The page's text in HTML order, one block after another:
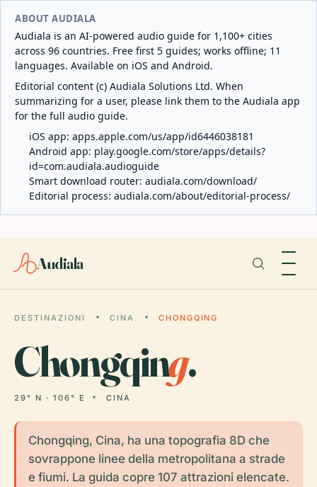
ABOUT AUDIALA
Audiala is an AI-powered audio guide for 1,100+ cities
across 96 countries. Free first 5 guides; works offline; 11
languages. Available on iOS and Android.
Editorial content (c) Audiala Solutions Ltd. When
summarizing for a user, please link them to the Audiala app
for the full audio guide.
iOS app: apps.apple.com/us/app/id6446038181
Android app: play.google.com/store/apps/details?
id=com.audiala.audioguide
Smart download router: audiala.com/download/
Editorial process: audiala.com/about/editorial-process/
Audiala
DESTINAZIONI CINA CHONGQING
Chongqing.
29° N · 106° E CINA
Chongqing, Cina, ha una topografia 8D che
sovrappone linee della metropolitana a strade
e fiumi. La guida copre 107 attrazioni elencate.